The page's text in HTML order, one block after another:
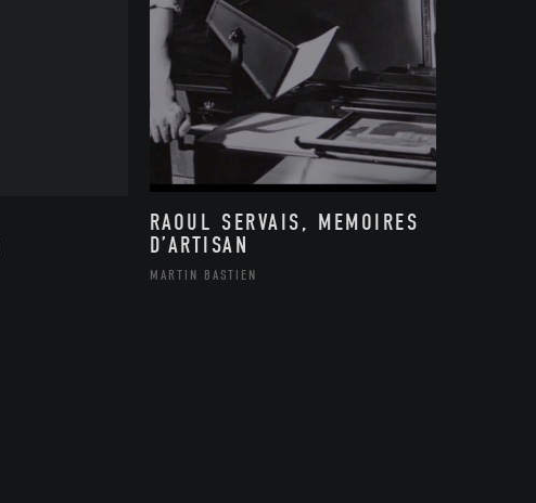
RAOUL SERVAIS, MEMOIRES
D’ARTISAN
MARTIN BASTIEN